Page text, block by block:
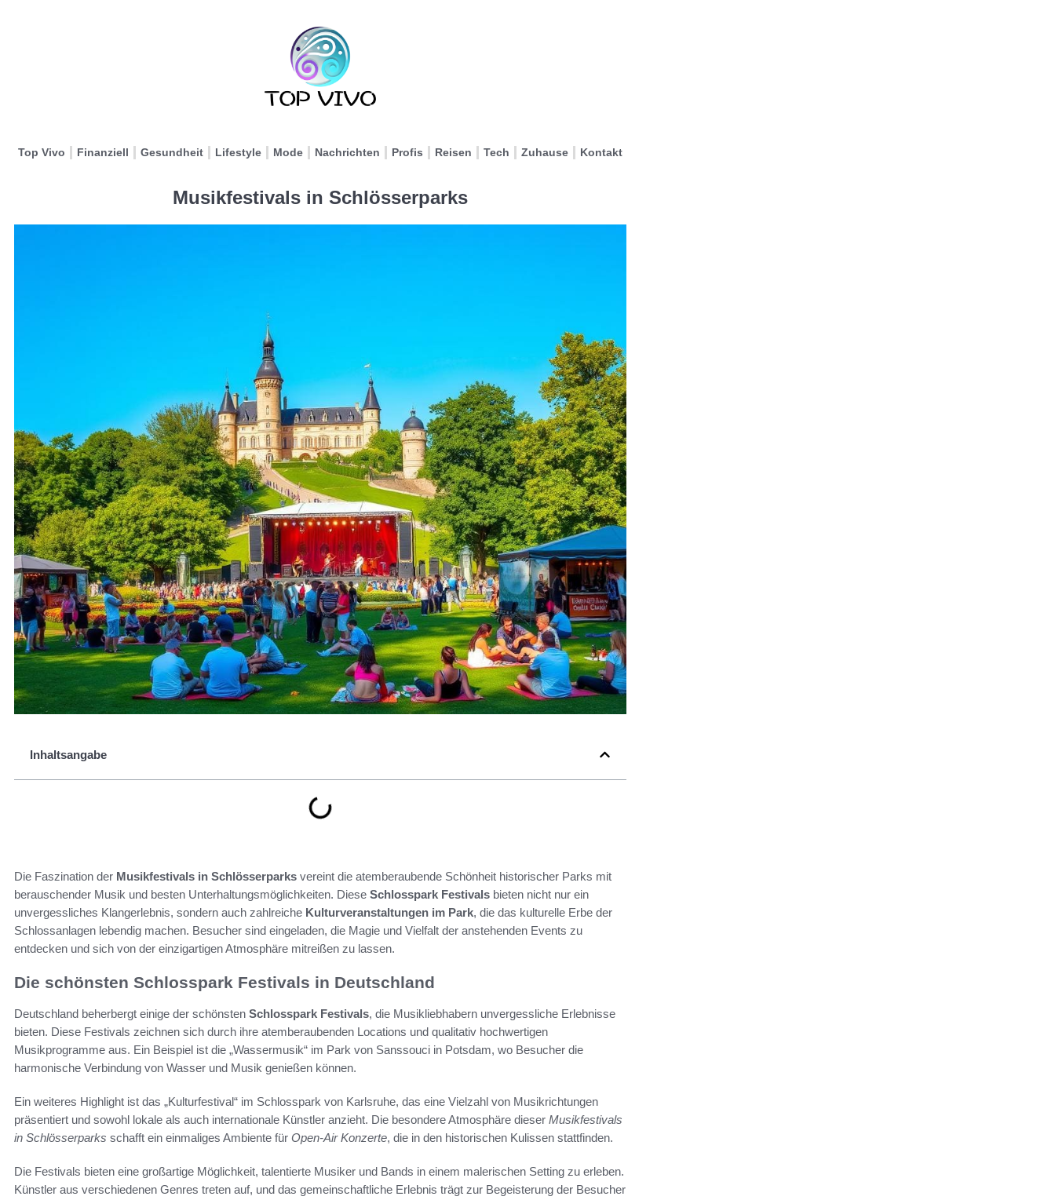
Top Vivo Finanziell Gesundheit Lifestyle Mode Nachrichten Profis Reisen Tech Zuhause Kontakt
Musikfestivals in Schlösserparks
Inhaltsangabe
Die Faszination der Musikfestivals in Schlösserparks vereint die atemberaubende Schönheit historischer Parks mit
berauschender Musik und besten Unterhaltungsmöglichkeiten. Diese Schlosspark Festivals bieten nicht nur ein
unvergessliches Klangerlebnis, sondern auch zahlreiche Kulturveranstaltungen im Park, die das kulturelle Erbe der
Schlossanlagen lebendig machen. Besucher sind eingeladen, die Magie und Vielfalt der anstehenden Events zu
entdecken und sich von der einzigartigen Atmosphäre mitreißen zu lassen.
Die schönsten Schlosspark Festivals in Deutschland
Deutschland beherbergt einige der schönsten Schlosspark Festivals, die Musikliebhabern unvergessliche Erlebnisse
bieten. Diese Festivals zeichnen sich durch ihre atemberaubenden Locations und qualitativ hochwertigen
Musikprogramme aus. Ein Beispiel ist die „Wassermusik“ im Park von Sanssouci in Potsdam, wo Besucher die
harmonische Verbindung von Wasser und Musik genießen können.
Ein weiteres Highlight ist das „Kulturfestival“ im Schlosspark von Karlsruhe, das eine Vielzahl von Musikrichtungen
präsentiert und sowohl lokale als auch internationale Künstler anzieht. Die besondere Atmosphäre dieser Musikfestivals
in Schlösserparks schafft ein einmaliges Ambiente für Open-Air Konzerte, die in den historischen Kulissen stattfinden.
Die Festivals bieten eine großartige Möglichkeit, talentierte Musiker und Bands in einem malerischen Setting zu erleben.
Künstler aus verschiedenen Genres treten auf, und das gemeinschaftliche Erlebnis trägt zur Begeisterung der Besucher